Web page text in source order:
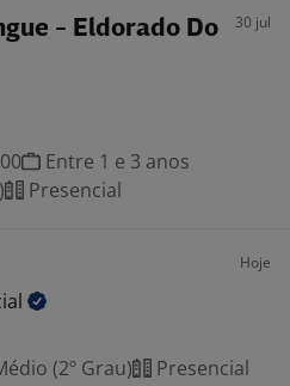
- Eldorado Do
30 jul
Entre 1 e 3 anos
Presencial
Hoje
(2º Grau) Presencial